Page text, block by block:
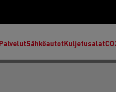
PalvelutSähköautotKuljetusalat